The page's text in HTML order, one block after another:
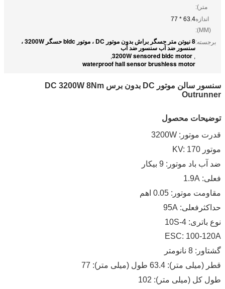
متر):
اندازه
(MM):
63.4 * 77
برجسته: 8 نیوتن متر حسگر براش بدون موتور DC ، موتور bldc حسگر 3200W ،
سنسور ضد آب سنسور ضد آب
,
3200W sensored bldc motor
,
waterproof hall sensor brushless motor
سنسور سالن موتور DC بدون برس DC 3200W 8Nm
Outrunner
توضیحات محصول
قدرت موتور: 3200W
موتور KV: 170
ضد آب باد موتور: 9 بیکار
فعلی: 1.9A
مقاومت موتور: 0.05 اهم
حداکثرفعلی: 95A
نوع باتری: 4-10S
ESC: 100-120A
گشتاور: 8 نانومتر
قطر (میلی متر): 63.4 طول (میلی متر): 77
طول کل (میلی متر): 102